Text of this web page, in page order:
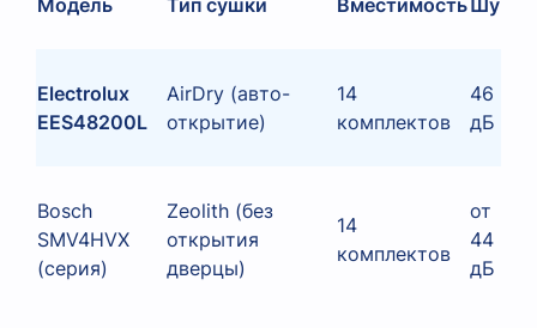
Electrolux
EES48200L
AirDry (авто-
открытие)
14
комплектов
46
дБ
Bosch
SMV4HVX
(серия)
Zeolith (без
открытия
дверцы)
14
комплектов
от
44
дБ